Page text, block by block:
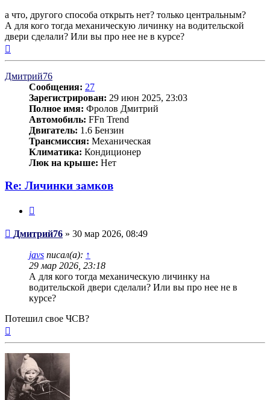
а что, другого способа открыть нет? только центральным?
А для кого тогда механическую личинку на водительской
двери сделали? Или вы про нее не в курсе?
Дмитрий76
Сообщения: 27
Зарегистрирован: 29 июн 2025, 23:03
Полное имя: Фролов Дмитрий
Автомобиль: FFn Trend
Двигатель: 1.6 Бензин
Трансмиссия: Механическая
Климатика: Кондиционер
Люк на крыше: Нет
Re: Личинки замков
Сообщение
Дмитрий76 » 30 мар 2026, 08:49
javs писал(а): ↑
29 мар 2026, 23:18
А для кого тогда механическую личинку на
водительской двери сделали? Или вы про нее не в
курсе?
Потешил свое ЧСВ?